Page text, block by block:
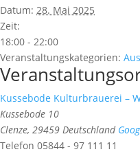
Datum: 28. Mai 2025
Zeit:
18:00 - 22:00
Veranstaltungskategorien:
Kussebode Kulturbrauerei –
Kussebode 10
Clenze, 29459 Deutschland
Telefon 05844 - 97 111 11